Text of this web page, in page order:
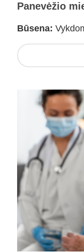
Panevėžio
Būsena: